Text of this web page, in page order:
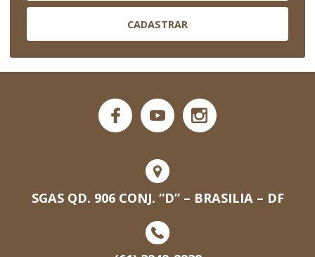
CADASTRAR
SGAS QD. 906 CONJ. “D” – BRASILIA – DF